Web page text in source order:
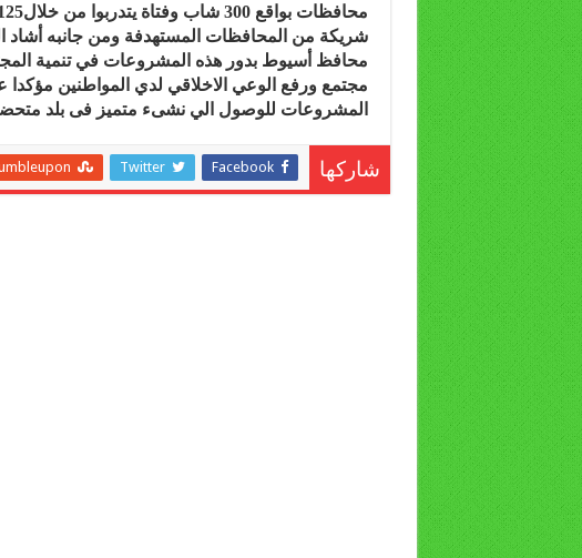
محافظات بواقع 300 شاب وفتاة يتدربوا من خلال125 متدرب و50 قائد مجتمعي و50 جهة
شريكة من المحافظات المستهدفة ومن جانبه أشاد
محافظ أسيوط بدور هذه المشروعات في تنمية
مجتمع ورفع الوعي الاخلاقي لدي المواطنين مؤكدا
المشروعات للوصول الي نشىء متميز فى بلد
شاركها Facebook
Twitter